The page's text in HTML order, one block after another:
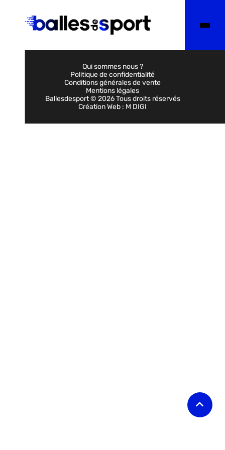
Qui sommes nous ?
Politique de confidentialité
Conditions générales de vente
Mentions légales
Ballesdesport © 2026 Tous droits réservés
Création Web : M DIGI